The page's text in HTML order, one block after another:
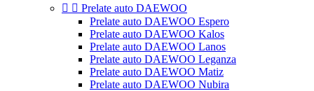
  Prelate auto DAEWOO
Prelate auto DAEWOO Espero
Prelate auto DAEWOO Kalos
Prelate auto DAEWOO Lanos
Prelate auto DAEWOO Leganza
Prelate auto DAEWOO Matiz
Prelate auto DAEWOO Nubira